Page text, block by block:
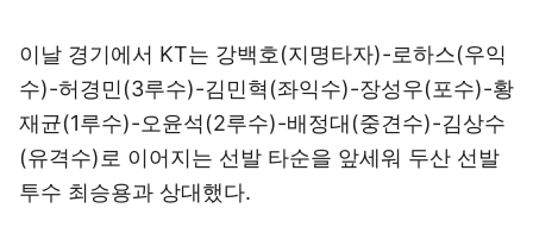
이날 경기에서 KT는 강백호(지명타자)-로하스(우익
수)-허경민(3루수)-김민혁(좌익수)-장성우(포수)-황
재균(1루수)-오윤석(2루수)-배정대(중견수)-김상수
(유격수)로 이어지는 선발 타순을 앞세워 두산 선발
투수 최승용과 상대했다.